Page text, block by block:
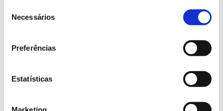
Necessários
Preferências
Estatísticas
02.07.2026
Registar galhas de Trichi em acácia-das-espigas:
cidadãos chamados a ajudar